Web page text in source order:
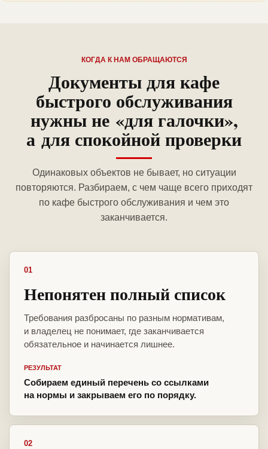
КОГДА К НАМ ОБРАЩАЮТСЯ
Документы для кафе
быстрого обслуживания
нужны не «для галочки»,
а для спокойной проверки
Одинаковых объектов не бывает, но ситуации
повторяются. Разбираем, с чем чаще всего приходят
по кафе быстрого обслуживания и чем это
заканчивается.
01
Непонятен полный список
Требования разбросаны по разным нормативам,
и владелец не понимает, где заканчивается
обязательное и начинается лишнее.
РЕЗУЛЬТАТ
Собираем единый перечень со ссылками
на нормы и закрываем его по порядку.
02